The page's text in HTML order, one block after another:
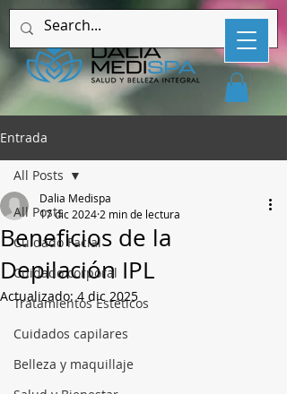
Entrada
All Posts
Cuidado Facial
Cuidado corporal
Tratamientos Estéticos
Cuidados capilares
Belleza y maquillaje
All Posts
Beneficios de la
Depilación IPL
Dalia Medispa
17 dic 20242 min de lectura
Actualizado:4 dic 2025